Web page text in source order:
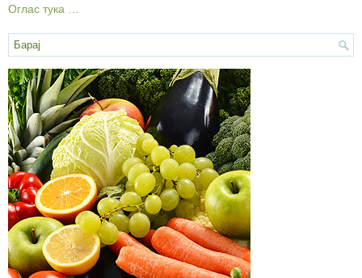
Оглас тука …